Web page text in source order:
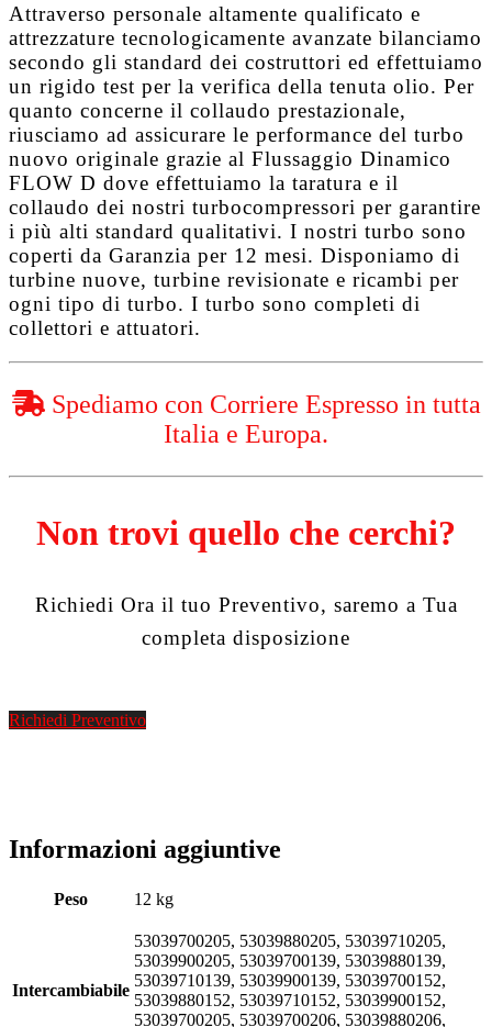
Attraverso personale altamente qualificato e
attrezzature tecnologicamente avanzate bilanciamo
secondo gli standard dei costruttori ed effettuiamo
un rigido test per la verifica della tenuta olio. Per
quanto concerne il collaudo prestazionale,
riusciamo ad assicurare le performance del turbo
nuovo originale grazie al Flussaggio Dinamico
FLOW D dove effettuiamo la taratura e il
collaudo dei nostri turbocompressori per garantire
i più alti standard qualitativi. I nostri turbo sono
coperti da Garanzia per 12 mesi. Disponiamo di
turbine nuove, turbine revisionate e ricambi per
ogni tipo di turbo. I turbo sono completi di
collettori e attuatori.
Spediamo con Corriere Espresso in tutta
Italia e Europa.
Non trovi quello che cerchi?
Richiedi Ora il tuo Preventivo, saremo a Tua
completa disposizione
Richiedi Preventivo
Informazioni aggiuntive
Peso 12 kg
Intercambiabile
53039700205, 53039880205, 53039710205,
53039900205, 53039700139, 53039880139,
53039710139, 53039900139, 53039700152,
53039880152, 53039710152, 53039900152,
53039700205, 53039700206, 53039880206,